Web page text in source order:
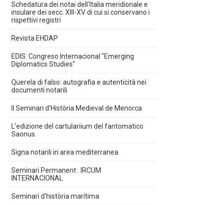
Schedatura dei notai dell'Italia meridionale e
insulare dei secc. XIII-XV di cui si conservano i
rispettivi registri
Revista EHDAP
EDIS. Congreso Internacional "Emerging
Diplomatics Studies"
Querela di falso: autografia e autenticità nei
documenti notarili
II Seminari d'Història Medieval de Menorca
L'edizione del cartulariium del fantomatico
Saonus.
Signa notarili in area mediterranea
Seminari Permanent . IRCUM
INTERNACIONAL
Seminari d'història marítima